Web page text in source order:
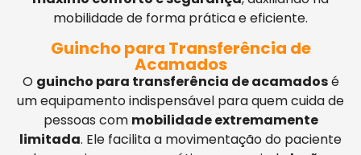
mobilidade de forma prática e eficiente.
Guincho para Transferência de
Acamados
O guincho para transferência de acamadosé
um equipamento indispensável para quem cuida de
pessoas com mobilidade extremamente
limitada. Ele facilita a movimentação do paciente